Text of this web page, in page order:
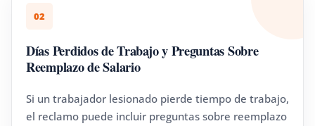
02
Días Perdidos de Trabajo y Preguntas Sobre
Reemplazo de Salario
Si un trabajador lesionado pierde tiempo de trabajo,
el reclamo puede incluir preguntas sobre reemplazo